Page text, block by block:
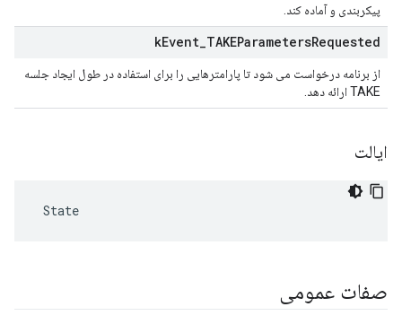
پیکربندی و آماده کند.
kEvent TAKEParametersRequested
از برنامه درخواست می شود تا پارامترهایی را برای استفاده در طول ایجاد جلسه
TAKE ارائه دهد.
ایالت
State
صفات عمومی